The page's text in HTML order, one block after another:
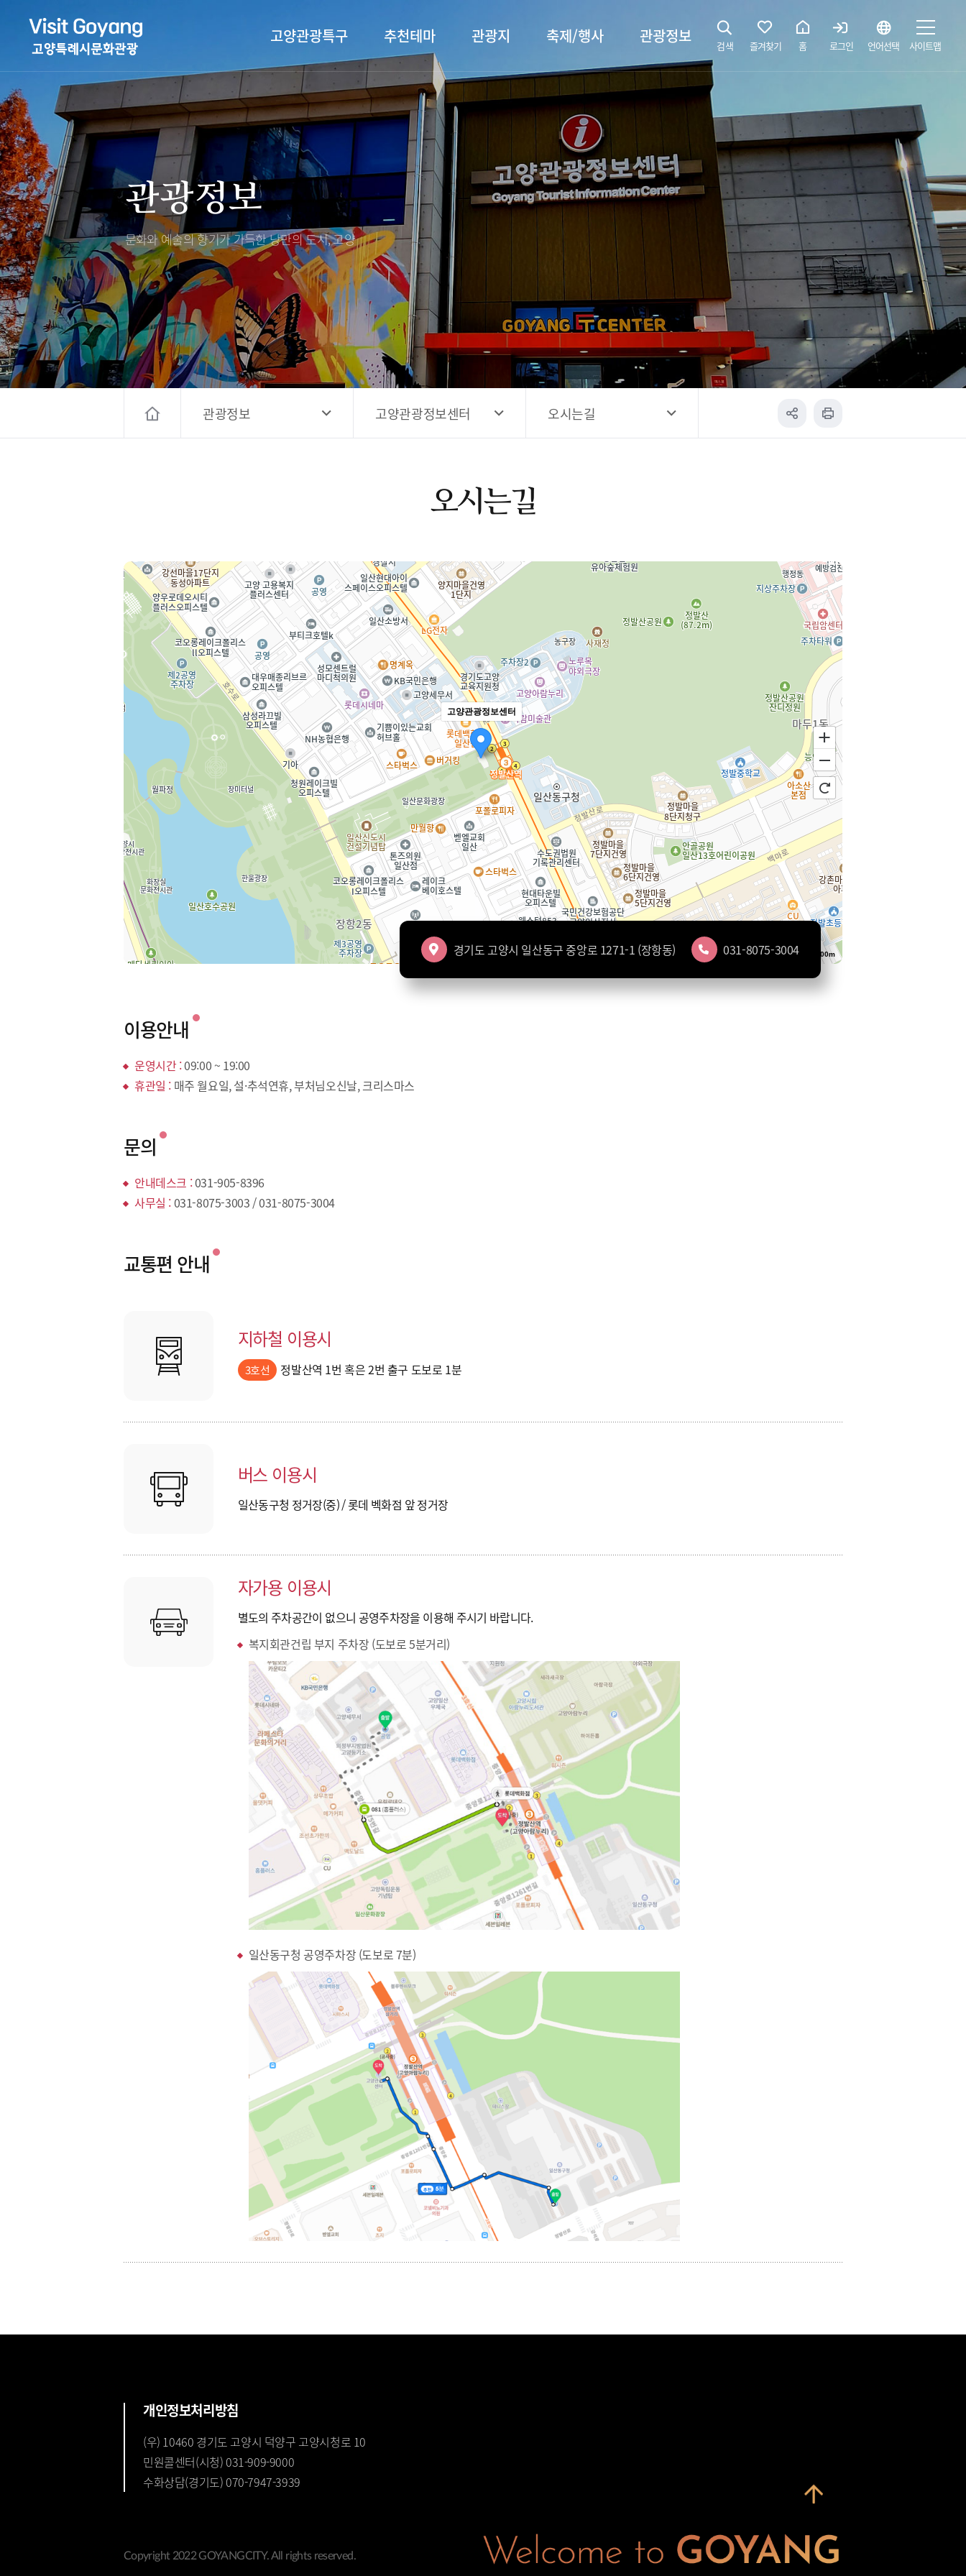
고양관광특구 추천테마
관광특화거리
TV속 고양 나들이
야경 나들이
자전거 나들이
도보관광 나들이
DMZ평화의길
행주산성
서오릉/서삼릉
전시관/박물관
장항습지
누리길
벚꽃명소
고양시 예술창작공간 해움
고양시 예술창작공간 새들
관광지 축제/행사
대표축제
축제/행사
행사소개
프로그램 안내
사전신청
자주 묻는 질문
관광정보
고양관광정보센터 소개
층별안내
편의시설
오시는길
대표먹거리
전통시장
템플스테이
숙박 정보
쇼핑 정보
문화관광해설사 예약하기
해설사 공간
고양시관광협의회
고양컨벤션뷰로
경기관광
대한민국 구석구석
공지사항
홍보영상
전자관광지도 다도라
관광안내홍보물
검색 즐겨찾기 홈 로그인 언어선택 사이트맵
관광정보
문화와 예술의 향기가 가득한낭만의 도시, 고양
관광정보 고양관광정보센터 오시는길
오시는길
고양관광정보센터
100m
경기도 고양시 일산동구 중앙로 1271-1 (장항동) 031-8075-3004
이용안내
운영시간 :09:00 ~ 19:00
휴관일 : 매주 월요일, 설·추석연휴, 부처님오신날, 크리스마스
문의
안내데스크 :031-905-8396
사무실 :031-8075-3003 / 031-8075-3004
교통편 안내
지하철 이용시
3호선 정발산역 1번 혹은 2번 출구 도보로 1분
버스 이용시
일산동구청 정거장(중) / 롯데 벡화점 앞 정거장
자가용 이용시
별도의 주차공간이 없으니 공영주차장을 이용해 주시기 바랍니다.
복지회관건립 부지 주차장 (도보로 5분거리)
일산동구청 공영주차장 (도보로 7분)
개인정보처리방침
(우) 10460 경기도 고양시 덕양구 고양시청로 10
민원콜센터(시청) 031-909-9000
수화상담(경기도) 070-7947-3939
Copyright 2022 GOYANGCITY. All rights reserved.